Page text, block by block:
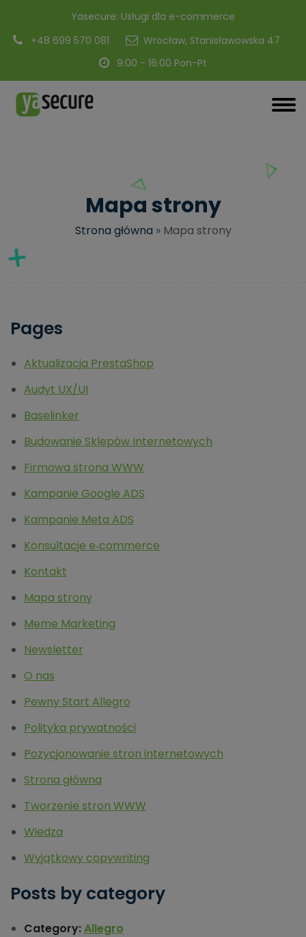
Yasecure: Usługi dla e-commerce
+48 699 570 081
Wrocław, Stanisławowska 47
9:00 - 16:00 Pon-Pt
Mapa strony
Strona główna » Mapa strony
Pages
Aktualizacja PrestaShop
Audyt UX/UI
Baselinker
Budowanie Sklepów Internetowych
Firmowa strona WWW
Kampanie Google ADS
Kampanie Meta ADS
Konsultacje e‑commerce
Kontakt
Mapa strony
Meme Marketing
Newsletter
O nas
Pewny Start Allegro
Polityka prywatności
Pozycjonowanie stron internetowych
Strona główna
Tworzenie stron WWW
Wiedza
Wyjątkowy copywriting
Posts by category
Category:Allegro